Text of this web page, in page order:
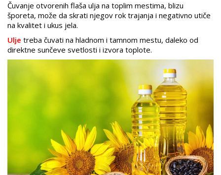
Čuvanje otvorenih flaša ulja na toplim mestima, blizu
šporeta, može da skrati njegov rok trajanja i negativno utiče
na kvalitet i ukus jela.
Ulje treba čuvati na hladnom i tamnom mestu, daleko od
direktne sunčeve svetlosti i izvora toplote.